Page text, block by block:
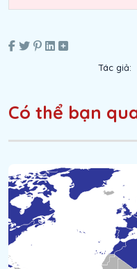
Tác giả:
Có thể bạn